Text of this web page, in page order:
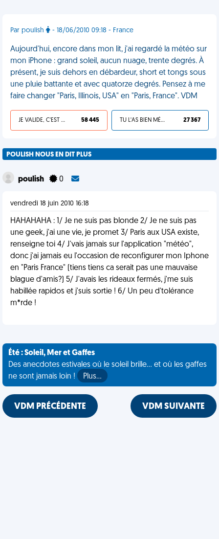
Par poulish - 18/06/2010 09:18 - France
Aujourd'hui, encore dans mon lit, j'ai regardé la météo sur
mon iPhone : grand soleil, aucun nuage, trente degrés. À
présent, je suis dehors en débardeur, short et tongs sous
une pluie battante et avec quatorze degrés. Pensez à me
faire changer "Paris, Illinois, USA" en "Paris, France". VDM
JE VALIDE, C'EST UNE VDM 58 445 TU L'AS BIEN MÉRITÉ 27 367
POULISH NOUS EN DIT PLUS
poulish 0
vendredi 18 juin 2010 16:18
HAHAHAHA : 1/ Je ne suis pas blonde 2/ Je ne suis pas
une geek, j'ai une vie, je promet 3/ Paris aux USA existe,
renseigne toi 4/ J'vais jamais sur l'application "météo",
donc j'ai jamais eu l'occasion de reconfigurer mon Iphone
en "Paris France" (tiens tiens ca serait pas une mauvaise
blague d'amis?) 5/ J'avais les rideaux fermés, j'me suis
habillée rapidos et j'suis sortie ! 6/ Un peu d'tolérance
m*rde !
Été : Soleil, Mer et Gaffes
Des anecdotes estivales où le soleil brille... et où les gaffes
ne sont jamais loin !
Plus…
VDM PRÉCÉDENTE VDM SUIVANTE